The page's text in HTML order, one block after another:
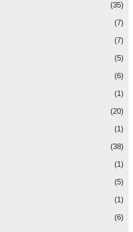
(35)
(7)
(7)
(5)
(6)
(1)
(20)
(1)
(38)
(1)
(5)
(1)
(6)